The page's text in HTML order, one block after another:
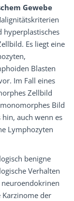
Gewebe
hyperplastisches
Es liegt eine
Blasten
Im Fall eines
Zellbild
Bild
auch wenn es
Lymphozyten
benigne
Verhalten
der